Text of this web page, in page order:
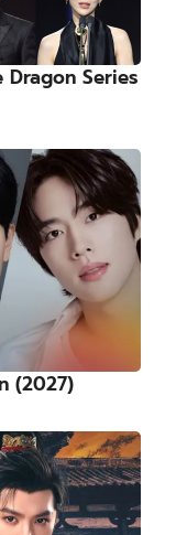
Dragon Series
(2027)